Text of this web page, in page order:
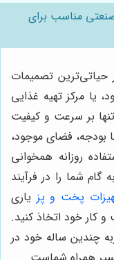
مناسب برای
حیاتی‌ترین تصمیمات
یا مرکز تهیه غذایی
بر سرعت و کیفیت
بودجه، فضای موجود،
روزانه همخوانی
گام شما را در فرآیند
پخت و پز یاری
کار خود اتخاذ کنید.
چندین ساله خود در